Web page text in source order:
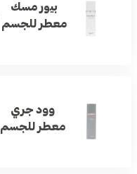
بيور مسك
معطر للجسم
وود جري
معطر للجسم